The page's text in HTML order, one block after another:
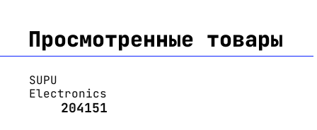
Просмотренные товары
SUPU
Electronics
204151